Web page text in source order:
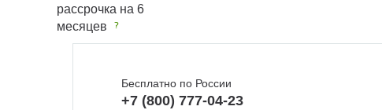
рассрочка на 6
месяцев
Бесплатно по России
+7 (800) 777-04-23